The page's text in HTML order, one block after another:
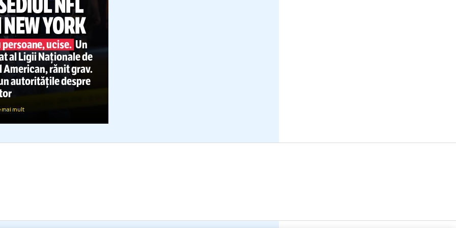
SEDIUL NFL
NEW YORK
persoane, ucise.
al Ligii Naționale de
American, rănit grav.
spun autoritățile despre
Citește mai mult